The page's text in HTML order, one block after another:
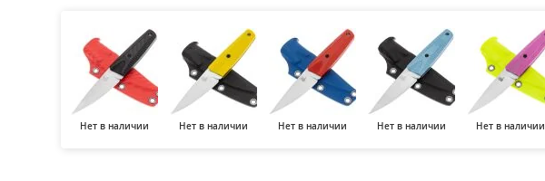
Нет в наличии Нет в наличии Нет в наличии Нет в наличии Нет в наличии